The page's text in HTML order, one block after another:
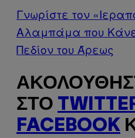
Γνωρίστε τον
Αλαμπάμα που
Πεδίον του Άρεως
ΣΤΟ
FACEBOOK